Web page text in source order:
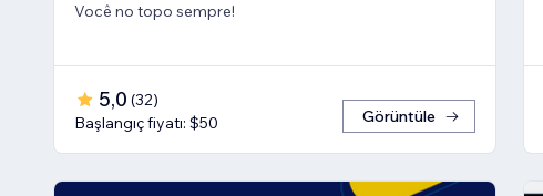
Você no topo sempre!
5,0 (32)
Başlangıç fiyatı: $50
Görüntüle